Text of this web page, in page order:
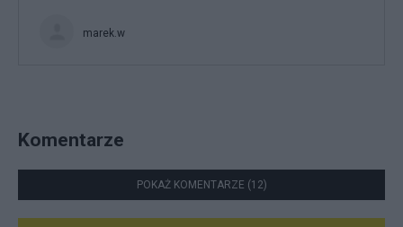
marek.w
Komentarze
POKAŻ KOMENTARZE (12)